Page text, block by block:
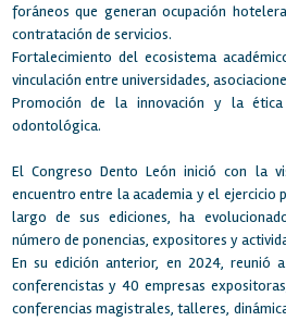
foráneos que generan ocupación
contratación de servicios.
Fortalecimiento del ecosistema
vinculación entre universidades,
Promoción de la innovación y la
odontológica.
El Congreso Dento León inició con la
encuentro entre la academia y el
largo de sus ediciones, ha
número de ponencias, expositores y
En su edición anterior, en 2024, reunió
conferencistas y 40 empresas
conferencias magistrales, talleres,